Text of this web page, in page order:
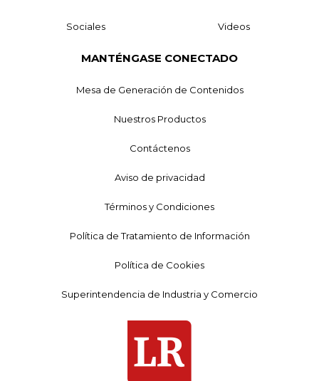
Sociales Videos
MANTÉNGASE CONECTADO
Mesa de Generación de Contenidos
Nuestros Productos
Contáctenos
Aviso de privacidad
Términos y Condiciones
Política de Tratamiento de Información
Política de Cookies
Superintendencia de Industria y Comercio